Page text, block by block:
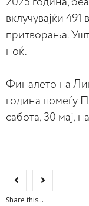
вклучувајќи
притворања.
ноќ.
Финалето на
година помеѓу
сабота, 30 мај,
Share this...